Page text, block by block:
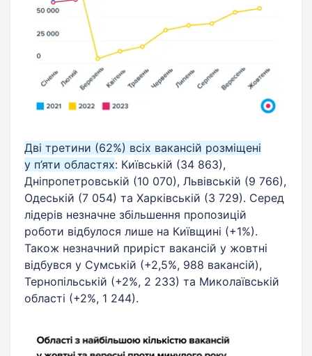
Дві третини (62%) всіх вакансій розміщені
у п’яти областях: Київській (34 863),
Дніпропетровській (10 070), Львівській (9 766),
Одеській (7 054) та Харківській (3 729). Серед
лідерів незначне збільшення пропозицій
роботи відбулося лише на Київщині (+1%).
Також незначний приріст вакансій у жовтні
відбувся у Сумській (+2,5%, 988 вакансій),
Тернопільській (+2%, 2 233) та Миколаївській
області (+2%, 1 244).